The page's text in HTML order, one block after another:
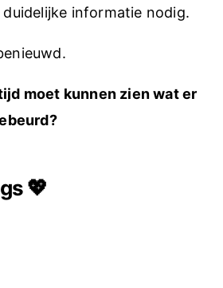
informatie nodig.
moet kunnen zien wat er
💖